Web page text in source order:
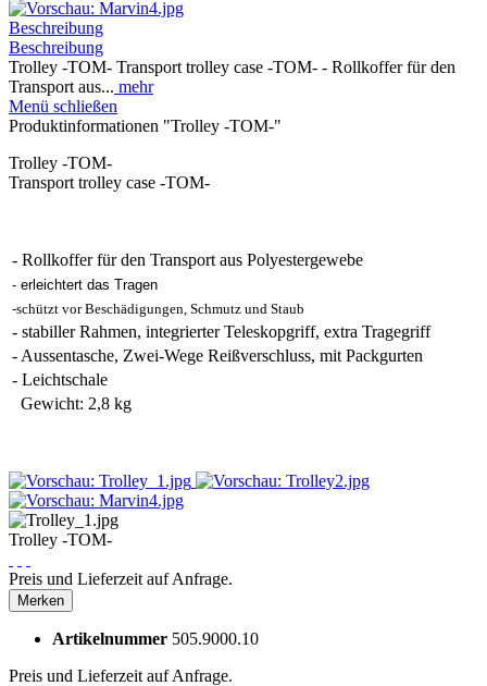
Beschreibung
Beschreibung
Trolley -TOM- Transport trolley case -TOM- - Rollkoffer für den
Transport aus... mehr
Menü schließen
Produktinformationen "Trolley -TOM-"
Trolley -TOM-
Transport trolley case -TOM-
- Rollkoffer für den Transport aus Polyestergewebe
- erleichtert das Tragen
-schützt vor Beschädigungen, Schmutz und Staub
- stabiller Rahmen, integrierter Teleskopgriff, extra Tragegriff
- Aussentasche, Zwei-Wege Reißverschluss, mit Packgurten
- Leichtschale
Gewicht: 2,8 kg
Trolley -TOM-
Preis und Lieferzeit auf Anfrage.
Merken
Artikelnummer 505.9000.10
Preis und Lieferzeit auf Anfrage.